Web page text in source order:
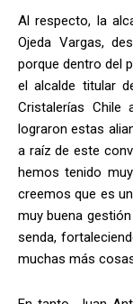
Al respecto, la
Ojeda Vargas,
porque dentro del
el alcalde titular
Cristalerías
lograron estas
a raíz de este
hemos tenido
creemos que es
muy buena
senda,
muchas más